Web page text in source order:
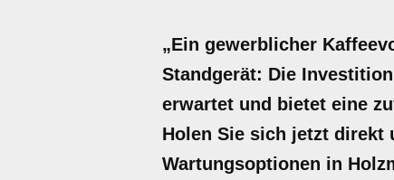
„Ein gewerblicher
Standgerät: Die
erwartet und bietet eine
Holen Sie sich jetzt direkt
Wartungsoptionen in